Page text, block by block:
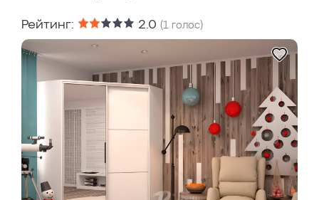
Рейтинг: 2.0 (1 голос)